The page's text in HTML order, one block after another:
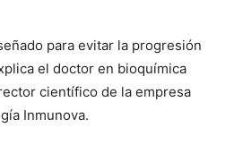
para evitar la progresión
el doctor en bioquímica
científico de la empresa
Inmunova.